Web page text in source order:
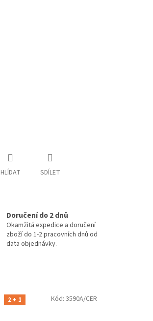
HLÍDAT SDÍLET
Doručení do 2 dnů
Okamžitá expedice a doručení
zboží do 1-2 pracovních dnů od
data objednávky.
2 + 1 Kód: 3590A/CER